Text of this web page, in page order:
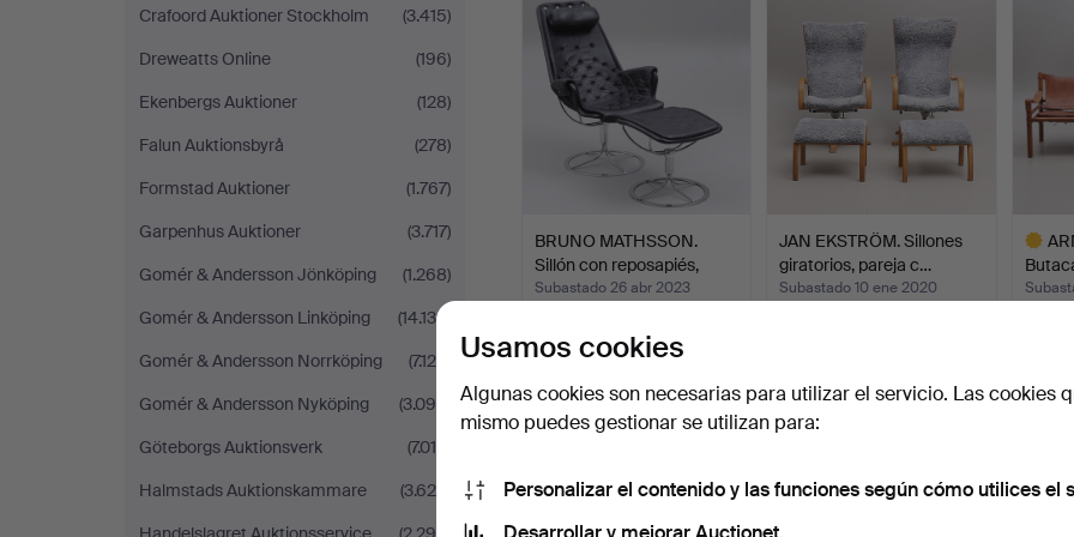
Crafoord Auktioner Stockholm
(3.415)
Dreweatts Online
(196)
Ekenbergs Auktioner
(128)
Falun Auktionsbyrå
(278)
Formstad Auktioner
(1.767)
Garpenhus Auktioner
(3.717)
Gomér & Andersson Jönköping
(1.268)
Gomér & Andersson Linköping
(14.139)
Gomér & Andersson Norrköping
(7.124)
Gomér & Andersson Nyköping
(3.094)
Göteborgs Auktionsverk
(7.015)
Halmstads Auktionskammare
(3.628)
seleccionado
BRUNO MATHSSON.
Sillón con reposapiés,
cue…
Subastado 26 abr 2023
1.944 USD
JAN EKSTRÖM. Sillones
giratorios, pareja c…
Subastado 10 ene 2020
Usamos cookies
Algunas cookies son necesarias para utilizar el servicio. Las cookies
mismo puedes gestionar se utilizan para:
Personalizar el contenido y las funciones según cómo utilices el